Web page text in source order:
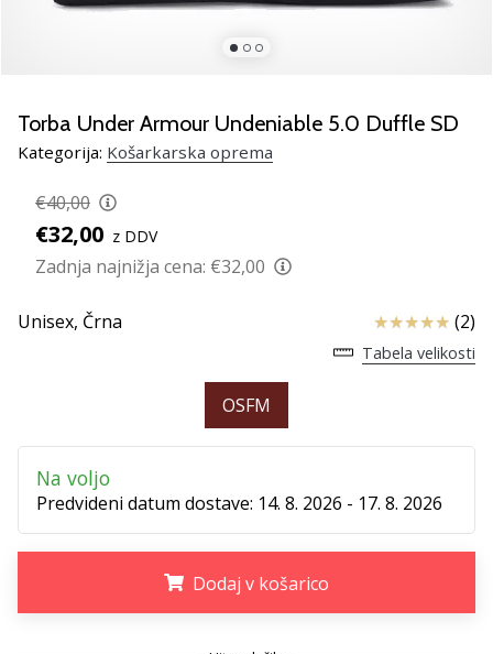
smo
kot
brend
Prikaži
članke
Torba Under Armour Undeniable 5.0 Duffle SD
Kategorija: Košarkarska oprema
€40,00
€32,00 z DDV
Zadnja najnižja cena: €32,00
Unisex, Črna Ocena izdelka
(2)
Tabela velikosti
OSFM
Na voljo
Predvideni datum dostave: 14. 8. 2026 - 17. 8. 2026
Dodaj v košarico